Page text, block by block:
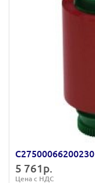
C27500066200230
5 761р.
Цена с НДС